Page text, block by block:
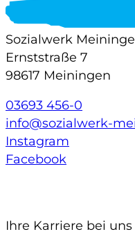
Sozialwerk
Ernststraße 7
98617 Meiningen
03693 456-0
info@sozialwerk-
Instagram
Facebook
Ihre Karriere bei